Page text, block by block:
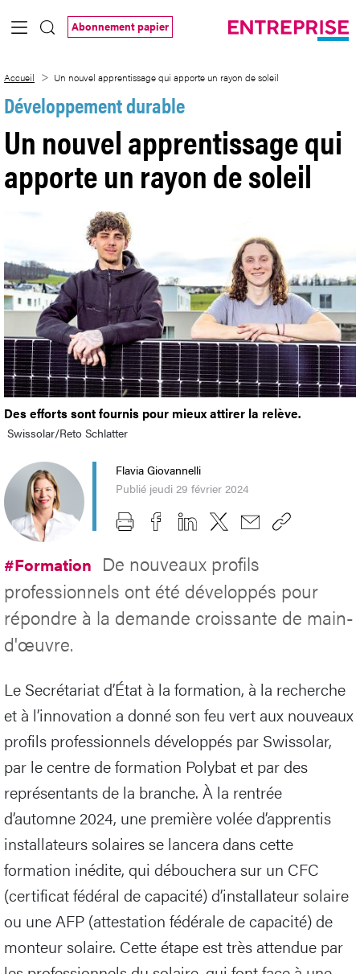
Saut au contenu principal
Abonnement papier
Accueil Un nouvel apprentissage qui apporte un rayon de soleil
Développement durable
Un nouvel apprentissage qui
apporte un rayon de soleil
Des efforts sont fournis pour mieux attirer la relève.
Swissolar/Reto Schlatter
Flavia Giovannelli
Publié jeudi 29 février 2024
#Formation De nouveaux profils
professionnels ont été développés pour
répondre à la demande croissante de main-
d'œuvre.
Le Secrétariat d’État à la formation, à la recherche
et à l’innovation a donné son feu vert aux nouveaux
profils professionnels développés par Swissolar,
par le centre de formation Polybat et par des
représentants de la branche. À la rentrée
d’automne 2024, une première volée d’apprentis
installateurs solaires se lancera dans cette
formation inédite, qui débouchera sur un CFC
(certificat fédéral de capacité) d’installateur solaire
ou une AFP (attestation fédérale de capacité) de
monteur solaire. Cette étape est très attendue par